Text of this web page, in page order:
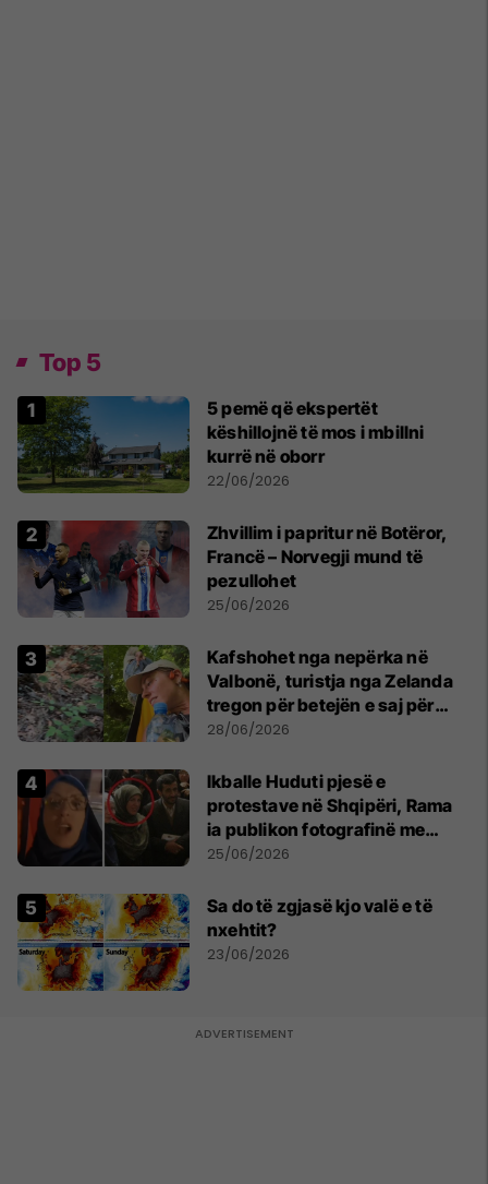
Top 5
5 pemë që ekspertët
këshillojnë të mos i mbillni
kurrë në oborr
22/06/2026
Zhvillim i papritur në Botëror,
Francë – Norvegji mund të
pezullohet
25/06/2026
Kafshohet nga nepërka në
Valbonë, turistja nga Zelanda
tregon për betejën e saj për
mbijetesë
28/06/2026
Ikballe Huduti pjesë e
protestave në Shqipëri, Rama
ia publikon fotografinë me
Ahmadinejadin e Iranit
25/06/2026
Sa do të zgjasë kjo valë e të
nxehtit?
23/06/2026